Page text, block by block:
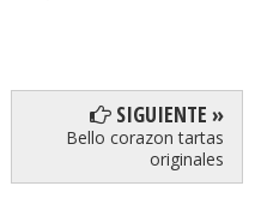
SIGUIENTE »
Bello corazon tartas
originales